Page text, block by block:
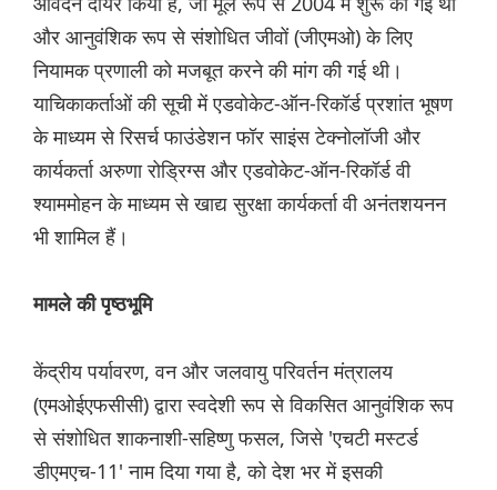
और आनुवंशिक रूप से संशोधित जीवों (जीएमओ) के लिए
नियामक प्रणाली को मजबूत करने की मांग की गई थी।
याचिकाकर्ताओं की सूची में एडवोकेट-ऑन-रिकॉर्ड प्रशांत भूषण
के माध्यम से रिसर्च फाउंडेशन फॉर साइंस टेक्नोलॉजी और
कार्यकर्ता अरुणा रोड्रिग्स और एडवोकेट-ऑन-रिकॉर्ड वी
श्याममोहन के माध्यम से खाद्य सुरक्षा कार्यकर्ता वी अनंतशयनन
भी शामिल हैं।
मामले की पृष्ठभूमि
केंद्रीय पर्यावरण, वन और जलवायु परिवर्तन मंत्रालय
(एमओईएफसीसी) द्वारा स्वदेशी रूप से विकसित आनुवंशिक रूप
से संशोधित शाकनाशी-सहिष्णु फसल, जिसे 'एचटी मस्टर्ड
डीएमएच-11' नाम दिया गया है, को देश भर में इसकी